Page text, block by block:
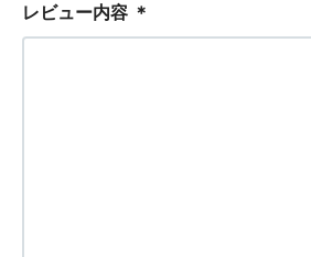
レビュー内容 ＊